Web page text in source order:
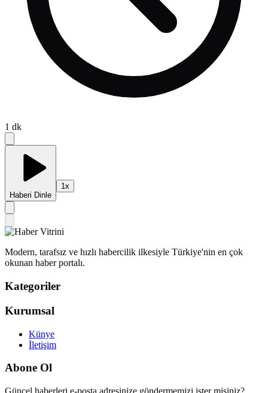
1 dk
Haberi Dinle
1x
Modern, tarafsız ve hızlı habercilik ilkesiyle Türkiye'nin en çok
okunan haber portalı.
Kategoriler
Kurumsal
Künye
İletişim
Abone Ol
Güncel haberleri e-posta adresinize göndermemizi ister misiniz?